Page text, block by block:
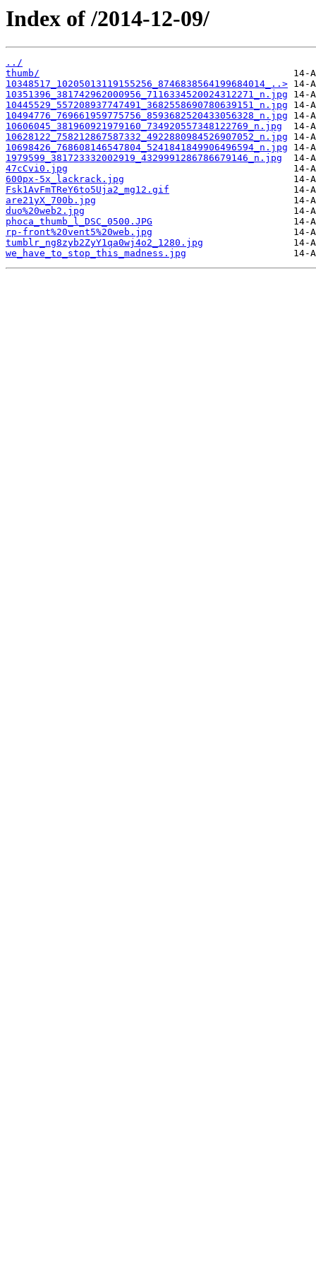
Index of /2014-12-09/
../
thumb/
10348517_10205013119155256_8746838564199684014_..>
10351396_381742962000956_7116334520024312271_n.jpg
10445529_557208937747491_3682558690780639151_n.jpg
10494776_769661959775756_8593682520433056328_n.jpg
10606045_381960921979160_734920557348122769_n.jpg
10628122_758212867587332_4922880984526907052_n.jpg
10698426_768608146547804_5241841849906496594_n.jpg
1979599_381723332002919_4329991286786679146_n.jpg
47cCvi0.jpg
600px-5x_lackrack.jpg
Fsk1AvFmTReY6to5Uja2_mg12.gif
are21yX_700b.jpg
duo%20web2.jpg
phoca_thumb_l_DSC_0500.JPG
rp-front%20vent5%20web.jpg
tumblr_ng8zyb2ZyY1qa0wj4o2_1280.jpg
we_have_to_stop_this_madness.jpg